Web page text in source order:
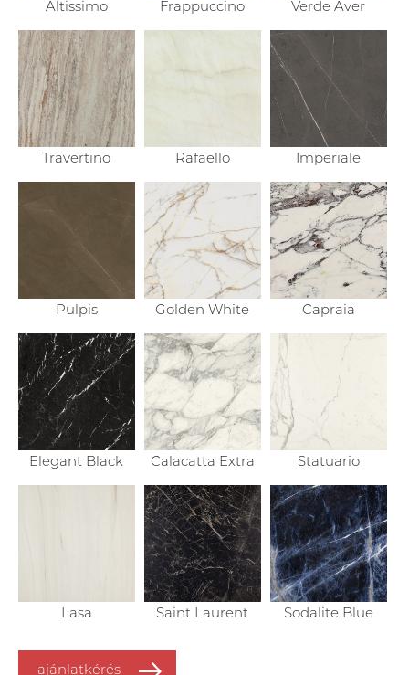
Altissimo Frappuccino Verde Aver
Travertino Rafaello Imperiale
Pulpis Golden White Capraia
Elegant Black Calacatta Extra Statuario
Lasa Saint Laurent Sodalite Blue
ajánlatkérés